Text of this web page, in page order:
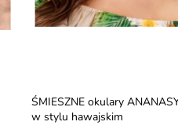
ŚMIESZNE okulary
w stylu hawajskim